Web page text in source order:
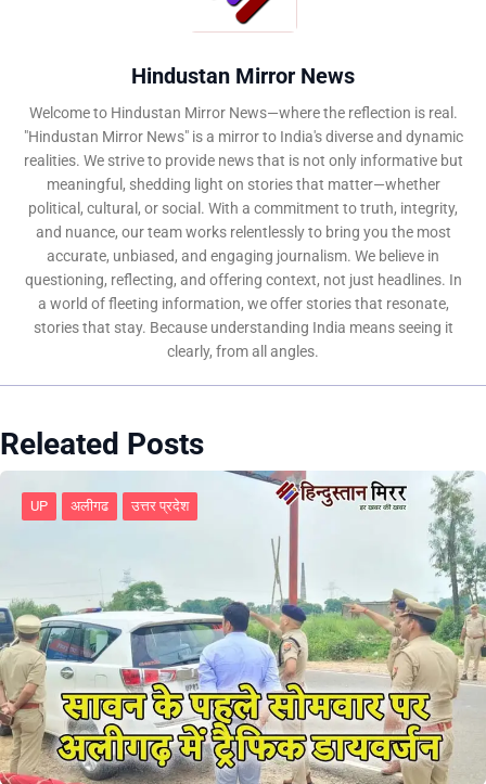
Hindustan Mirror News
Welcome to Hindustan Mirror News—where the reflection is real.
"Hindustan Mirror News" is a mirror to India's diverse and dynamic
realities. We strive to provide news that is not only informative but
meaningful, shedding light on stories that matter—whether
political, cultural, or social. With a commitment to truth, integrity,
and nuance, our team works relentlessly to bring you the most
accurate, unbiased, and engaging journalism. We believe in
questioning, reflecting, and offering context, not just headlines. In
a world of fleeting information, we offer stories that resonate,
stories that stay. Because understanding India means seeing it
clearly, from all angles.
Releated Posts
UP अलीगढ उत्तर प्रदेश